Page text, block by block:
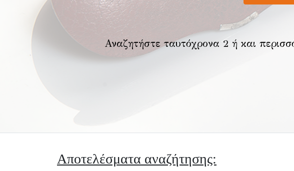
Αναζητήστε ταυτόχρονα 2 ή και
Αποτελέσματα αναζήτησης: